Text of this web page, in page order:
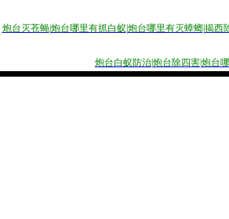
炮台灭苍蝇|炮台哪里有抓白蚁 炮台哪里有灭蟑螂|揭西
炮台白蚁防治炮台除四害炮台